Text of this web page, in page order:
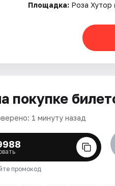
Площадка: Роза Хутор
покупке
1 минуту назад
промокод